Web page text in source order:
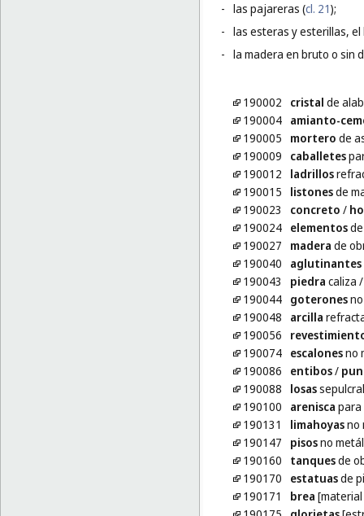
- las pajareras (cl. 21);
- las esteras y esterillas,
- la madera en bruto o sin
190002 cristal de
190004 amianto-
190005
mortero de
190009
caballetes
190012
ladrillos
190015
listonesde
190023
concreto /
190024 elementosde
190027
madera de
190040
aglutinantes
190043
piedra caliza
190044 goteronesno
190048
arcilla
190056
190074 escalonesno
190086
entibos/
190088
losas
190100
arenisca para
190131
limahoyasno
190147
pisosno
190160
tanquesde
190170
estatuasde
190171
brea